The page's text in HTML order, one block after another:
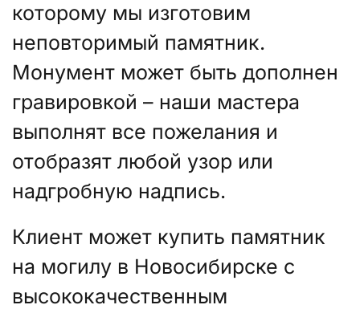
которому мы изготовим
неповторимый памятник.
Монумент может быть дополнен
гравировкой – наши мастера
выполнят все пожелания и
отобразят любой узор или
надгробную надпись.
Клиент может купить памятник
на могилу в Новосибирске с
высококачественным